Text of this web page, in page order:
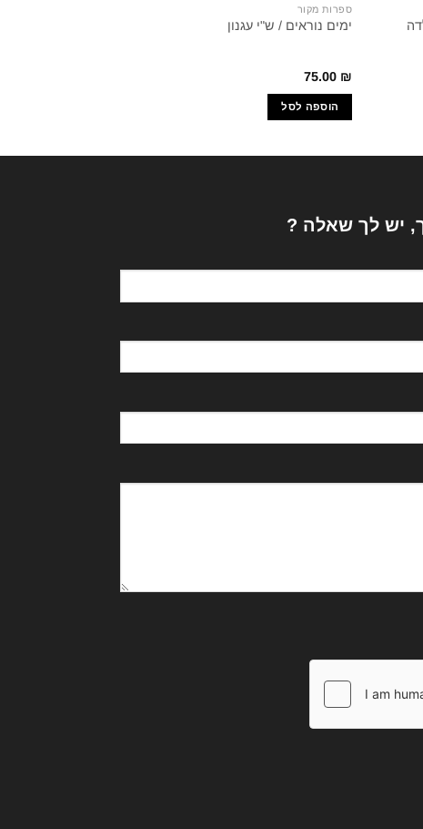
ספרות מקור
ימים נוראים / ש"י עגנון
75.00 ₪
הוספה לסל
יש לך שאלה ?